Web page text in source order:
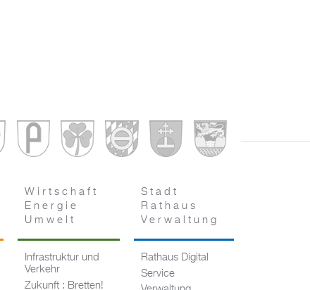
Wirtschaft
Energie
Umwelt
Infrastruktur und
Verkehr
Zukunft : Bretten!
Stadt
Rathaus
Verwaltung
Rathaus Digital
Service